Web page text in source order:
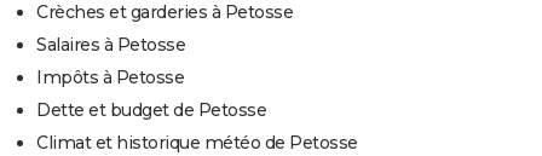
Crèches et garderies à Petosse
Salaires à Petosse
Impôts à Petosse
Dette et budget de Petosse
Climat et historique météo de Petosse